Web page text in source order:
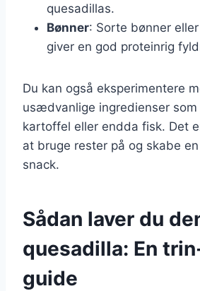
quesadillas.
Bønner: Sorte bønner
giver en god proteinrig
Du kan også eksperimentere
usædvanlige ingredienser som
kartoffel eller endda fisk. Det
at bruge rester på og skabe
snack.
Sådan laver du
quesadilla: En
guide